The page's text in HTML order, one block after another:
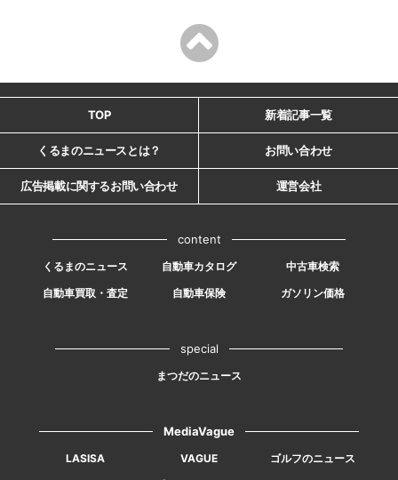
TOP 新着記事一覧
くるまのニュースとは？ お問い合わせ
広告掲載に関するお問い合わせ 運営会社
content
くるまのニュース 自動車カタログ
中古車検索
自動車買取・査定
自動車保険 ガソリン価格
special
まつだのニュース
MediaVague
LASISA VAGUE
ゴルフのニュース